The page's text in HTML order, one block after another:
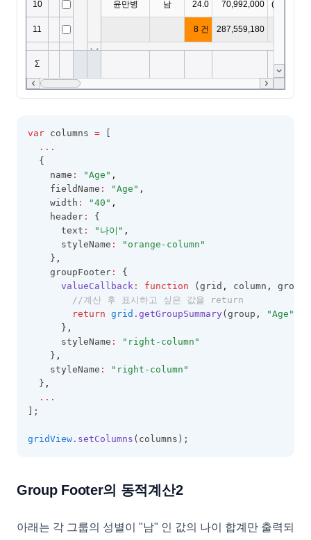
var columns =
...
  {
    name
: "Age" ,
    fieldName
: "Age" ,
    width
: "40" ,
    header
:
{
      text
: "나이" ,
      styleName
:
"orange-column"
    }
,
    groupFooter
:
{
valueCallback : function (grid , column ,
//계산 후 표시하고 싶은 값을 return
return grid .getGroupSummary (group , "Age"
      }
,
      styleName
:
"right-column"
    }
,
    styleName
:
"right-column"
  }
,
...
];
gridView .setColumns (columns);
Group Footer의 동적계산2
아래는 각 그룹의 성별이 "남" 인 값의 나이 합계만 출력되